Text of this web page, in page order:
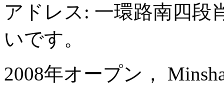
アドレス: 一環路南四段
いです。
2008年オープン，